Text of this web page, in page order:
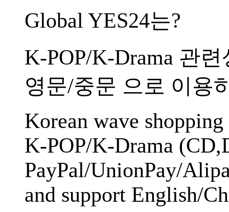
Global YES24는?
K-POP/K-Drama 관
영문/중문 으로 이용
Korean wave
K-POP/K-Drama
PayPal/UnionPay/
and support English/